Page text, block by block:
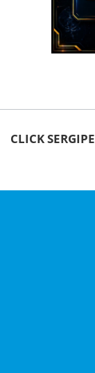
CLICK SERGIPE